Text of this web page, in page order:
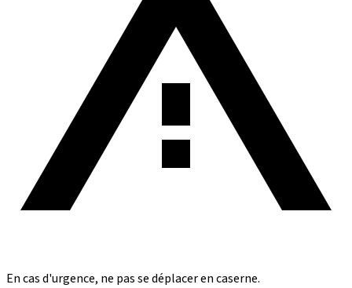
En cas d'urgence, ne pas se déplacer en caserne.